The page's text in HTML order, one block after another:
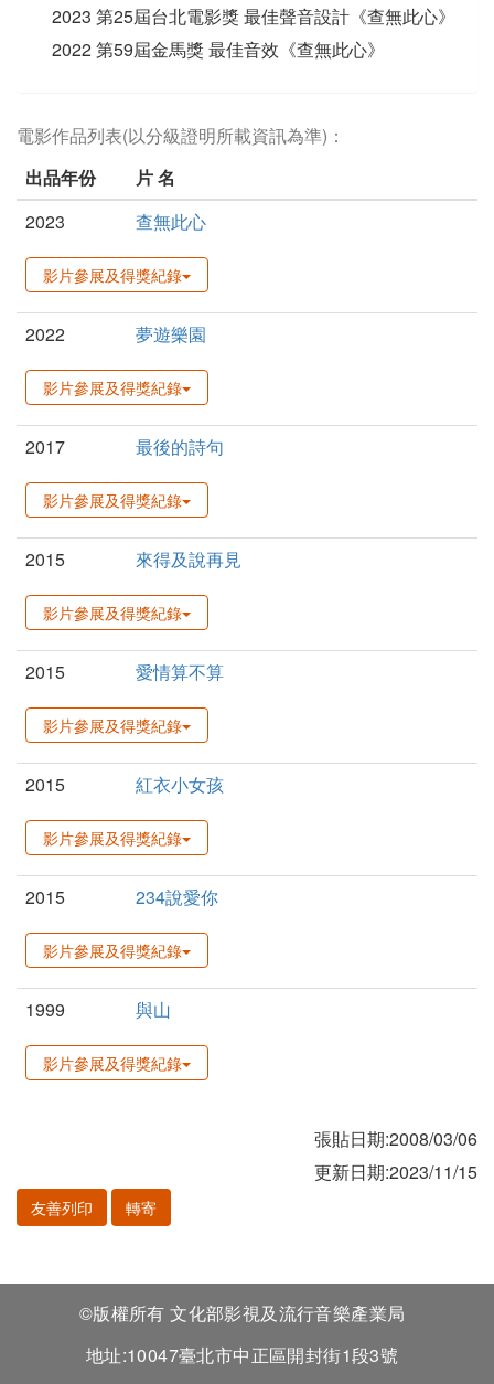
2023 第25屆台北電影獎 最佳聲音設計《查無此心》
2022 第59屆金馬獎 最佳音效《查無此心》
電影作品列表(以分級證明所載資訊為準)：
出品年份
片 名
2023
查無此心
影片參展及得獎紀錄
2022 夢遊樂園
影片參展及得獎紀錄
2017 最後的詩句
影片參展及得獎紀錄
2015 來得及說再見
影片參展及得獎紀錄
2015 愛情算不算
影片參展及得獎紀錄
2015 紅衣小女孩
影片參展及得獎紀錄
2015 234說愛你
影片參展及得獎紀錄
1999 與山
影片參展及得獎紀錄
張貼日期:2008/03/06
更新日期:2023/11/15
友善列印 轉寄
©版權所有 文化部影視及流行音樂產業局
地址:10047臺北市中正區開封街1段3號